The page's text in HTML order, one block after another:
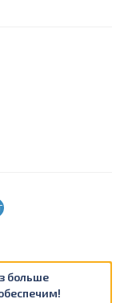
больше